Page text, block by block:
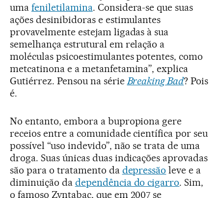
uma feniletilamina. Considera-se que suas
ações desinibidoras e estimulantes
provavelmente estejam ligadas à sua
semelhança estrutural em relação a
moléculas psicoestimulantes potentes, como
metcatinona e a metanfetamina”, explica
Gutiérrez. Pensou na série Breaking Bad? Pois
é.
No entanto, embora a bupropiona gere
receios entre a comunidade científica por seu
possível “uso indevido”, não se trata de uma
droga. Suas únicas duas indicações aprovadas
são para o tratamento da depressão leve e a
diminuição da dependência do cigarro. Sim,
o famoso Zyntabac, que em 2007 se